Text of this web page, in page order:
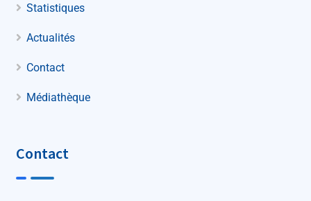
Statistiques
Actualités
Contact
Médiathèque
Contact